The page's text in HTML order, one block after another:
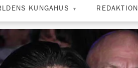
KUNGAHUS REDAKTION